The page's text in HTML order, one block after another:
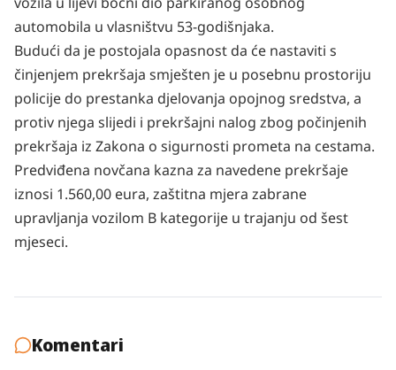
automobila u vlasništvu 53-godišnjaka.
Budući da je postojala opasnost da će nastaviti s
činjenjem prekršaja smješten je u posebnu prostoriju
policije do prestanka djelovanja opojnog sredstva, a
protiv njega slijedi i prekršajni nalog zbog počinjenih
prekršaja iz Zakona o sigurnosti prometa na cestama.
Predviđena novčana kazna za navedene prekršaje
iznosi 1.560,00 eura, zaštitna mjera zabrane
upravljanja vozilom B kategorije u trajanju od šest
mjeseci.
Komentari